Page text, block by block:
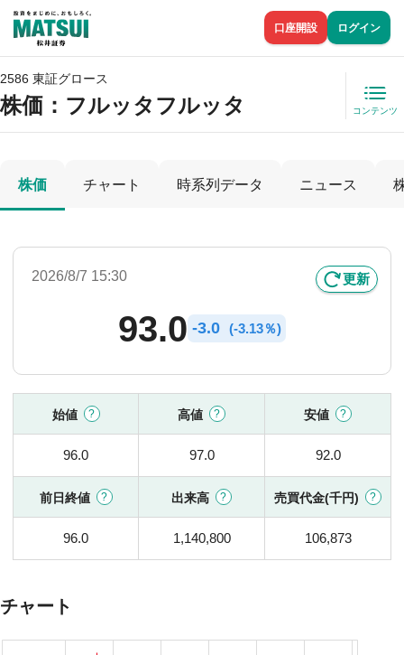
口座開設 ログイン
2586 東証グロース
株価 ：フルッタフルッタ コンテンツ
株価 チャート 時系列データ ニュース
2026/8/7 15:30 更新
93.0 -3.0 (-3.13％)
始値 高値 安値
96.0 97.0 92.0
前日終値 出来高 売買代金(千円)
96.0 1,140,800 106,873
チャート